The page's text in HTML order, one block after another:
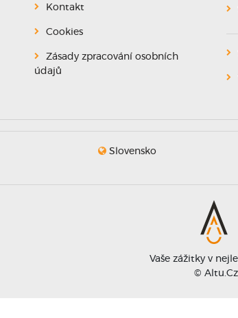
Kontakt
Cookies
Zásady zpracování osobních
údajů
Slovensko
Vaše zážitky v
© Altu.cz